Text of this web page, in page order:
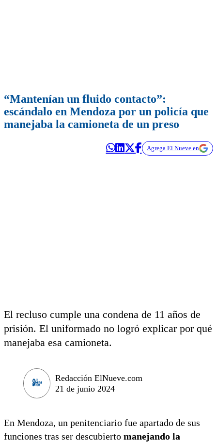
“Mantenían un fluido contacto”:
escándalo en Mendoza por un policía que
manejaba la camioneta de un preso
Agrega El Nueve en
El recluso cumple una condena de 11 años de
prisión. El uniformado no logró explicar por qué
manejaba esa camioneta.
Redacción ElNueve.com
21 de junio 2024
En Mendoza, un penitenciario fue apartado de sus
funciones tras ser descubierto manejando la